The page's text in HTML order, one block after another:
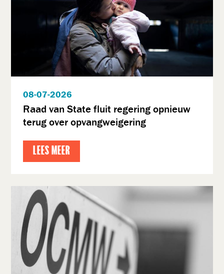
08-07-2026
Raad van State fluit regering opnieuw
terug over opvangweigering
LEES MEER